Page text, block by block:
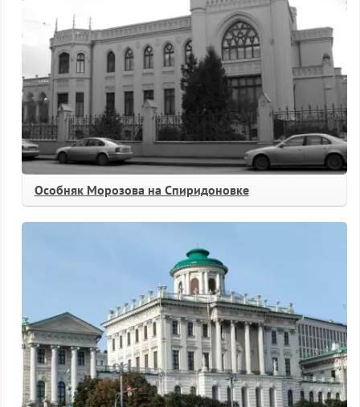
Особняк Морозова на Спиридоновке